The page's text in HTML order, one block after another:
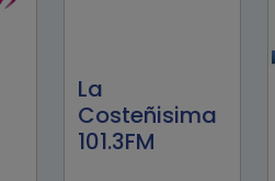
La
Costeñisima
101.3FM